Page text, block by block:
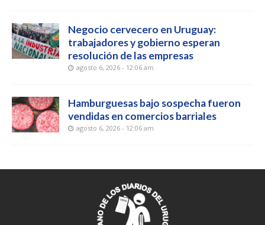
Negocio cervecero en Uruguay:
trabajadores y gobierno esperan
resolución de las empresas
agosto 6, 2026 - 12:06 am
Hamburguesas bajo sospecha fueron
vendidas en comercios barriales
agosto 6, 2026 - 12:06 am